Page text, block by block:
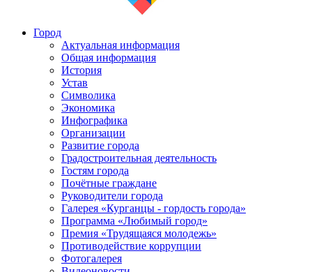
Город
Актуальная информация
Общая информация
История
Устав
Символика
Экономика
Инфографика
Организации
Развитие города
Градостроительная деятельность
Гостям города
Почётные граждане
Руководители города
Галерея «Курганцы - гордость города»
Программа «Любимый город»
Премия «Трудящаяся молодежь»
Противодействие коррупции
Фотогалерея